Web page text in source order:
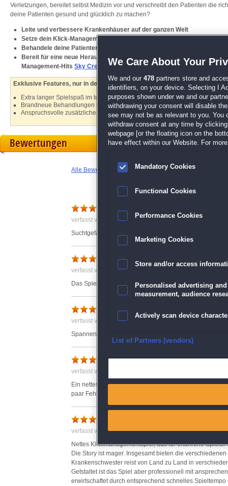
Verletzungen, bereitet selbst Medizin vor und verschreibt den Patienten die
deine Patienten gesund und glücklich zu machen?
Leite und verbessere Krankenhäuser auf der ganzen Welt
Setze dein Klick-Management-Talent geschickt ein, um anderen zu
Behandele deine Patienten mit einer Vielzahl von Medikamenten und
Bereit für eine neue Herausforderung? Hol dir jetzt das neue Topspiel
Management-Hits Sky Crew Sammleredition
Exklusive Features, nur in der Sammleredition:
Extra langer Spielspaß im tollen Bonuskapitel
Brandneue Behandlungen und Therapien
Anspruchsvolle zusätzliche Herausforderungen und wundervolle
Bewertungen
Alle Bewertungen anzeigen
Tolles Spiel
verfasst von Anonym am 08.10.2017 um 13:08
Suchtgefahr. Ich spiele es sehr gerne.
Klasse
verfasst von Anonym am 26.06.2017 um 14:08
Das Spiel ist sehr gut macht mir viel Freude. Kann es
Eine echte
verfasst von Anonym am 18.07.2017 um 12:54
Spannend und fesselnd zugleich. Sehr schöner
Gut gemacht
verfasst von Anonym am 04.03.2018 um 12:34
Ein nettes Spiel, liebevolle Gestaltung und immer
paar Fehler haben sich auch eingeschlichen. ;)
verfasst von Marie am 15.06.2017 um 12:49
Nettes Klickmanagementspiel, das für erfahrene
Die Story ist mager. Insgesamt bieten die
Krankenschwester reist von Land zu Land in
Getstaltet ist das Spiel aber professionell mit
erwirtschaftet durch entsprechend schnelles
We Care About Your
We and our 478 partners store and
identifiers, on your device. Selecting I
purposes shown under we and our
withdrawing your consent will disable
see may not be as relevant to you. You
withdraw consent at any time by
webpage [or the floating icon on the
have effect within our Website. For
Mandatory Cookies
Functional Cookies
Performance Cookies
Marketing Cookies
Store and/or access
Personalised advertising
measurement, audience
Actively scan device
Ensure security, prevent
Save and communicate
List of Partners (vendors)